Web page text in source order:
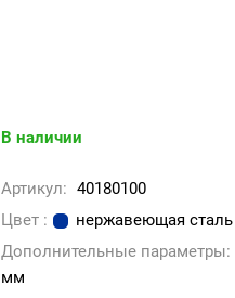
В наличии
Артикул: 40180100
Цвет :
нержавеющая сталь
Дополнительные параметры:
мм